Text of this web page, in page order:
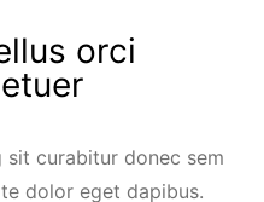
orci
sit curabitur donec sem
dolor eget dapibus.